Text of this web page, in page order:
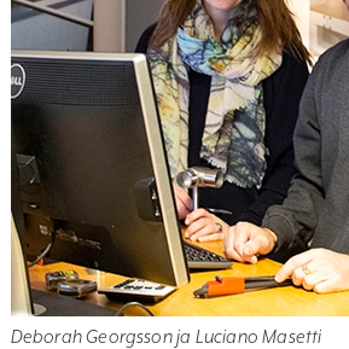
Deborah Georgsson ja Luciano Masetti